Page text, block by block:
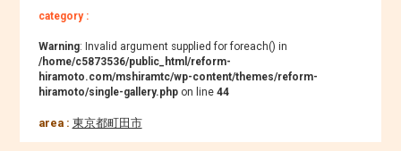
category :
Warning: Invalid argument supplied for foreach() in
/home/c5873536/public_html/reform-
hiramoto.com/mshiramtc/wp-content/themes/reform-
hiramoto/single-gallery.phpon line 44
area : 東京都町田市